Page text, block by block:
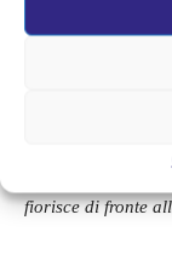
Windsor, dopo
Dopo aver
fiorisce di fronte